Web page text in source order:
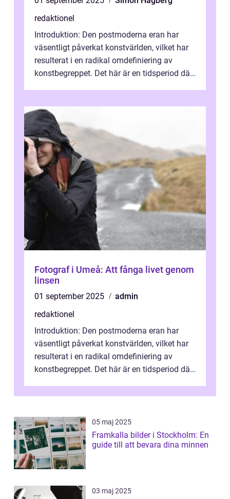
redaktionel
Introduktion: Den postmoderna eran har
väsentligt påverkat konstvärlden, vilket har
resulterat i en radikal omdefiniering av
konstbegreppet. Det här är en tidsperiod där
Fotograf i Umeå: Att fånga livet genom
linsen
01 september 2025
admin
redaktionel
Introduktion: Den postmoderna eran har
väsentligt påverkat konstvärlden, vilket har
resulterat i en radikal omdefiniering av
konstbegreppet. Det här är en tidsperiod där
05 maj 2025
Framkalla bilder i Stockholm: En
guide till att bevara dina minnen
03 maj 2025